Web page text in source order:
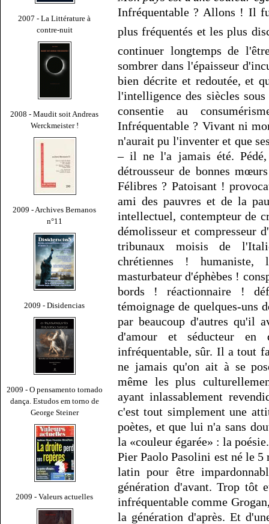
2007 - La Littérature à
contre-nuit
2008 - Maudit soit Andreas
Werckmeister !
2009 - Archives Bernanos
n°11
2009 - Disidencias
2009 - O pensamento tornado
dança. Estudos em torno de
George Steiner
2009 - Valeurs actuelles
Infréquentable ? Allons ! Il
plus fréquentés et les plus
continuer longtemps de
sombrer dans l'épaisseur
bien décrite et redoutée, et
l'intelligence des siècles
consentie au
Infréquentable ? Vivant ni
n'aurait pu l'inventer et que
– il ne l'a jamais été.
détrousseur de bonnes
Félibres ? Patoisant !
ami des pauvres et de la
intellectuel, contempteur de
démolisseur et compresseur
tribunaux moisis de
chrétiennes ! humaniste,
masturbateur d'éphèbes !
bords ! réactionnaire !
témoignage de quelques-uns
par beaucoup d'autres qu'il
d'amour et séducteur
infréquentable, sûr. Il a tout
ne jamais qu'on ait à se
même les plus
ayant inlassablement
c'est tout simplement une
poètes, et que lui n'a sans
la «couleur égarée» : la poésie.
Pier Paolo Pasolini est né le
latin pour être
génération d'avant. Trop tôt
infréquentable comme
la génération d'après. Et